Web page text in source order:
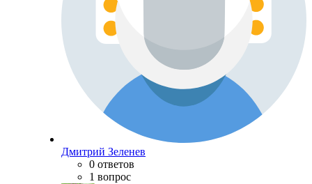
Дмитрий Зеленев
0 ответов
1 вопрос